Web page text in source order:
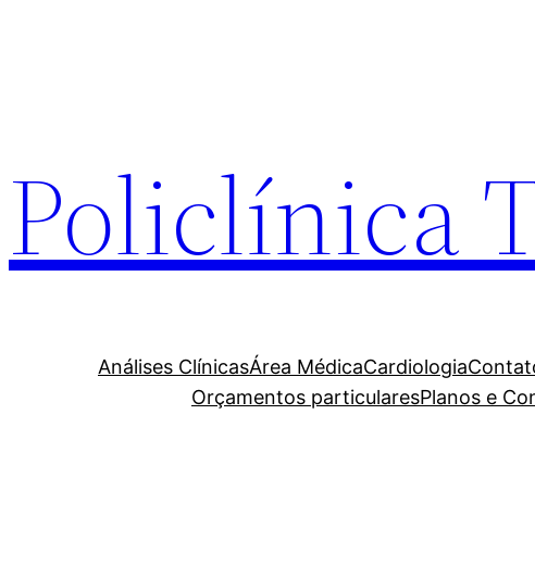
Policlínica
Análises ClínicasÁrea MédicaCardiologia
Orçamentos particularesPlanos e